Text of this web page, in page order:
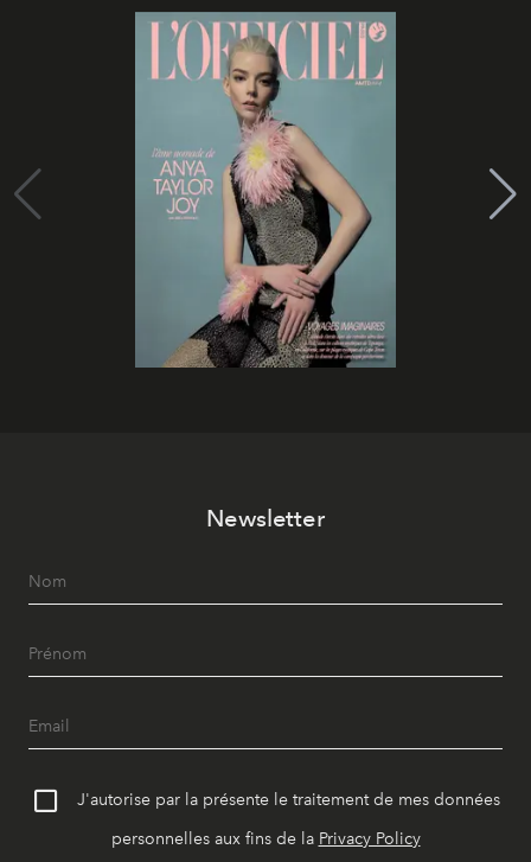
Newsletter
J'autorise par la présente le traitement de mes données
personnelles aux fins de la Privacy Policy